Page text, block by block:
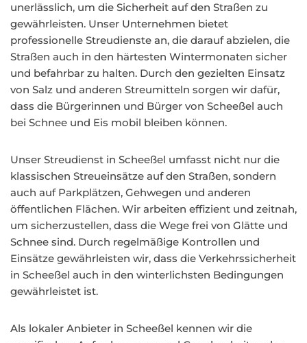
unerlässlich, um die Sicherheit auf den Straßen zu
gewährleisten. Unser Unternehmen bietet
professionelle Streudienste an, die darauf abzielen, die
Straßen auch in den härtesten Wintermonaten sicher
und befahrbar zu halten. Durch den gezielten Einsatz
von Salz und anderen Streumitteln sorgen wir dafür,
dass die Bürgerinnen und Bürger von Scheeßel auch
bei Schnee und Eis mobil bleiben können.
Unser Streudienst in Scheeßel umfasst nicht nur die
klassischen Streueinsätze auf den Straßen, sondern
auch auf Parkplätzen, Gehwegen und anderen
öffentlichen Flächen. Wir arbeiten effizient und zeitnah,
um sicherzustellen, dass die Wege frei von Glätte und
Schnee sind. Durch regelmäßige Kontrollen und
Einsätze gewährleisten wir, dass die Verkehrssicherheit
in Scheeßel auch in den winterlichsten Bedingungen
gewährleistet ist.
Als lokaler Anbieter in Scheeßel kennen wir die